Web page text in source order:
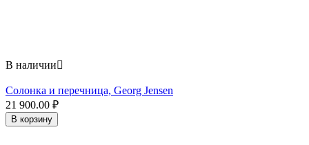
В наличии
Солонка и перечница, Georg Jensen
21 900.00 ₽
В корзину